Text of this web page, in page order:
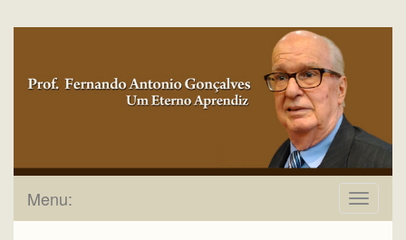
Toggle
Menu: